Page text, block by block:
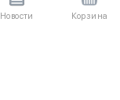
Новости Корзина